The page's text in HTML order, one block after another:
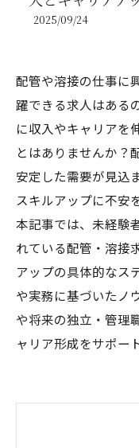
2025/09/24
配管や溶接の仕事に
躍できる求人はある
に収入やキャリアを
とはありませんか？
安定した需要が見込
スキルアップに不安
本記事では、未経験
れている配管・溶接
アップの具体的なス
や実務に基づいたノ
や将来の独立・管理
ャリア形成をサポー